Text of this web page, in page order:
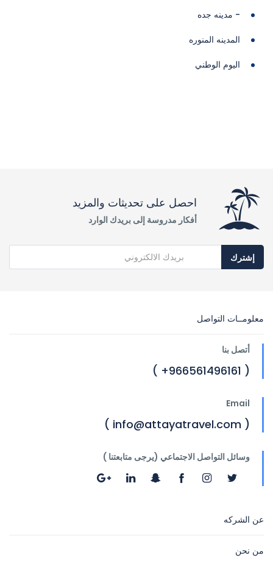
- مدينه جده
المدينه المنوره
اليوم الوطني
احصل على تحديثات والمزيد
أفكار مدروسة إلى بريدك الوارد
إشترك
معلومــات التواصل
أتصل بنا
( 966561496161+ )
Email
( info@attayatravel.com )
وسائل التواصل الاجتماعي (يرجى متابعتنا )
عن الشركه
من نحن